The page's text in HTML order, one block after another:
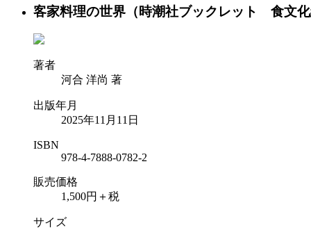
客家料理の世界（時潮社ブックレット 食文
著者
河合 洋尚 著
出版年月
2025年11月11日
ISBN
978-4-7888-0782-2
販売価格
1,500円＋税
サイズ